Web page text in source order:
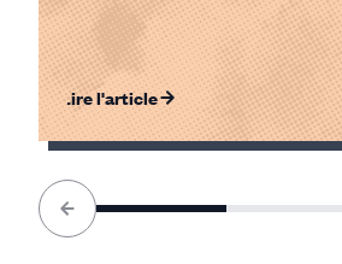
Lire l'article